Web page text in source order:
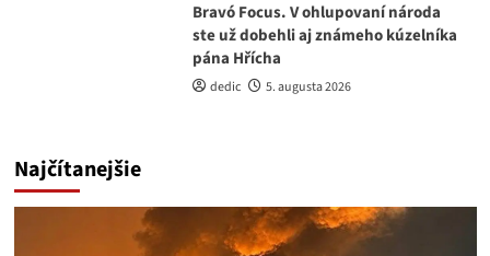
Bravó Focus. V ohlupovaní národa
ste už dobehli aj známeho kúzelníka
pána Hřícha
dedic 5. augusta 2026
Najčítanejšie